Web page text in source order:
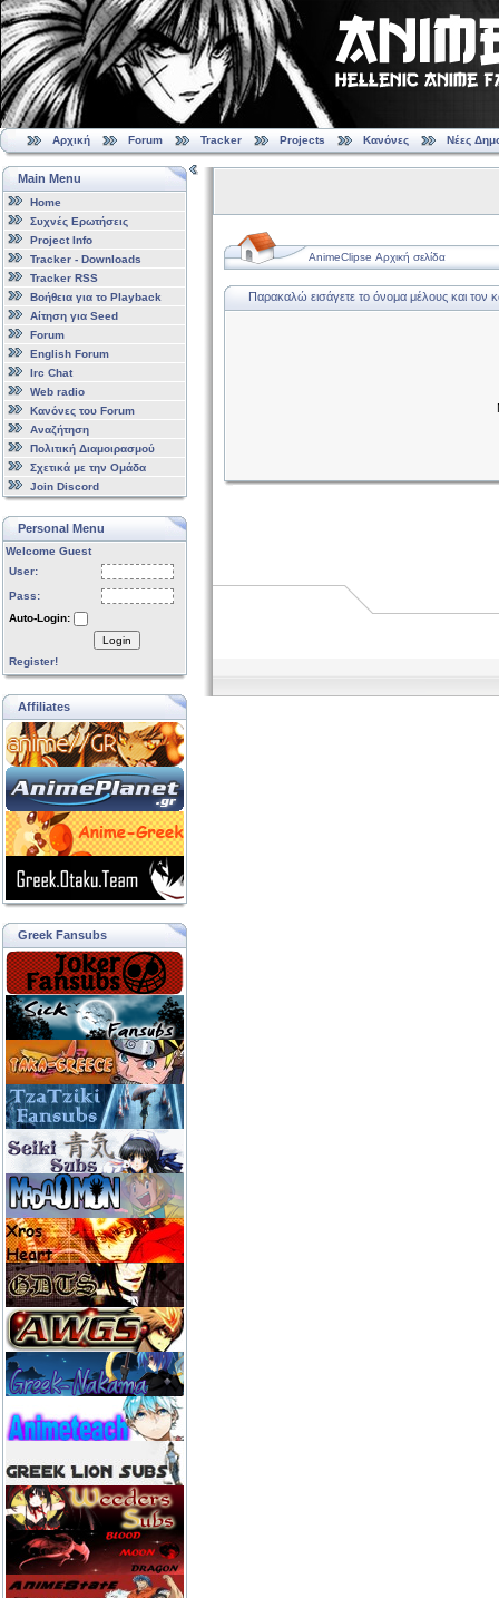
Αρχική Forum Tracker Projects Κανόνες Νέες
Main Menu
Home
Συχνές Ερωτήσεις
Project Info
Tracker - Downloads
Tracker RSS
Βοήθεια για το Playback
Αίτηση για Seed
Forum
English Forum
Irc Chat
Web radio
Κανόνες του Forum
Αναζήτηση
Πολιτική Διαμοιρασμού
Σχετικά με την Ομάδα
Join Discord
Personal Menu
Welcome Guest
User:
Pass:
Auto-Login:
Login
Register!
Affiliates
Greek Fansubs
AnimeClipse Αρχική σελίδα
Παρακαλώ εισάγετε το όνομα μέλους και τον